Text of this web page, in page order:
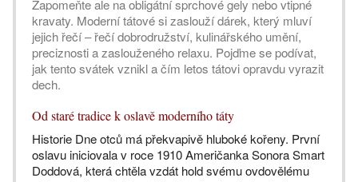
Zapomeňte ale na obligátní sprchové gely nebo vtipné
kravaty. Moderní tátové si zaslouží dárek, který mluví
jejich řečí – řečí dobrodružství, kulinářského umění,
preciznosti a zaslouženého relaxu. Pojďme se podívat,
jak tento svátek vznikl a čím letos tátovi opravdu vyrazit
dech.
Od staré tradice k oslavě moderního táty
Historie Dne otců má překvapivě hluboké kořeny. První
oslavu iniciovala v roce 1910 Američanka Sonora Smart
Doddová, která chtěla vzdát hold svému ovdovělému